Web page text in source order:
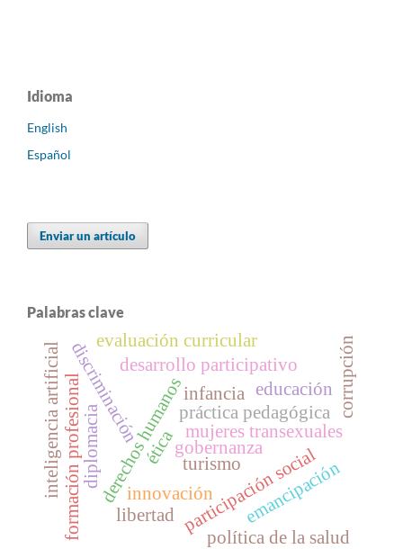
Idioma
English
Español
Enviar un artículo
Palabras clave
derechos humanos
discriminación mujeres transexuales
desarrollo participativo
gobernanza
innovaciónparticipación social
turismo
formación profesional práctica pedagógica
emancipación
libertad
infancia
política de la salud
corrupción
ética
educación
evaluación curricular
inteligencia artificial diplomacia